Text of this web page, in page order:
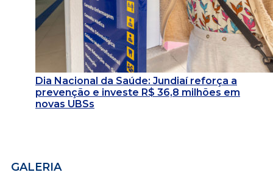
Dia Nacional da Saúde: Jundiaí reforça a
prevenção e investe R$ 36,8 milhões em
novas UBSs
GALERIA